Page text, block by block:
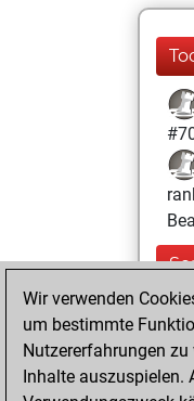
Wir verwenden
um bestimmte
Nutzererfahrungen
Inhalte auszuspielen.